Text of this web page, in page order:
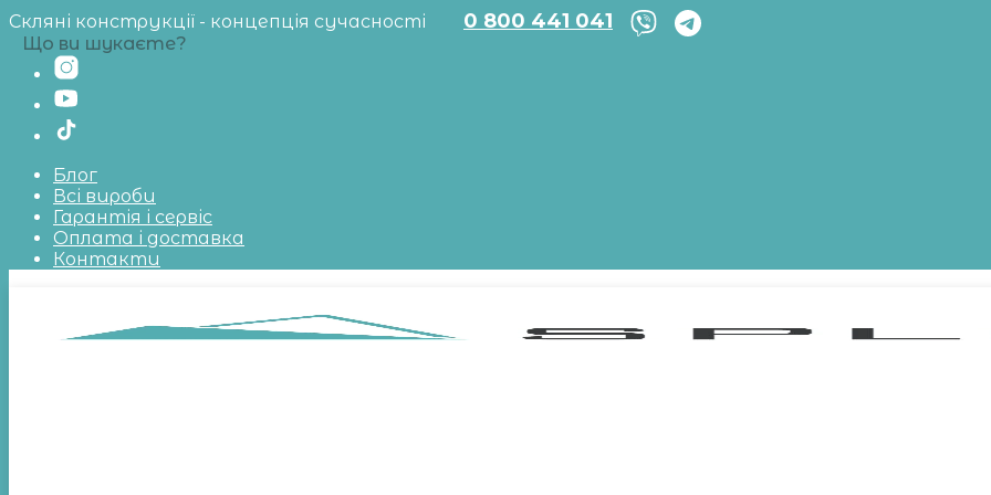
Скляні конструкції - концепція сучасності 0 800 441 041
Блог
Всі вироби
Гарантія і сервіс
Оплата і доставка
Контакти
Що ви шукаєте?